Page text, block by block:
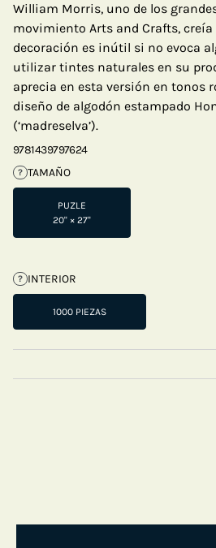
William Morris, uno de los
movimiento Arts and Crafts,
decoración es inútil si no evoca
utilizar tintes naturales en su
aprecia en esta versión en tonos
diseño de algodón estampado
(‘madreselva’).
9781439797624
? TAMAÑO
PUZLE
20" × 27"
? INTERIOR
1000 PIEZAS